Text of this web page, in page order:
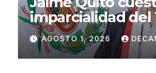
imparcialidad del
Constitucional
de Ollanta
AGOSTO 1, 2026